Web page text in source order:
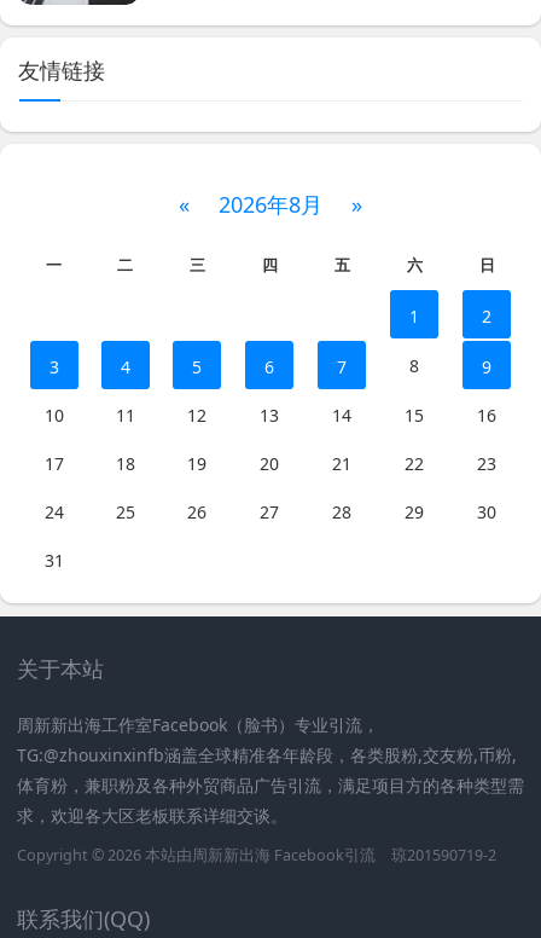
友情链接
« 2026年8月 »
一 二 三 四 五 六 日
1 2
3 4 5 6 7 8 9
10 11 12 13 14 15 16
17 18 19 20 21 22 23
24 25 26 27 28 29 30
31
关于本站
周新新出海工作室Facebook（脸书）专业引流，
TG:@zhouxinxinfb涵盖全球精准各年龄段，各类股粉,交友粉,币粉,
体育粉，兼职粉及各种外贸商品广告引流，满足项目方的各种类型需
求，欢迎各大区老板联系详细交谈。
Copyright © 2026 本站由周新新出海 Facebook引流 琼201590719-2
联系我们(QQ)